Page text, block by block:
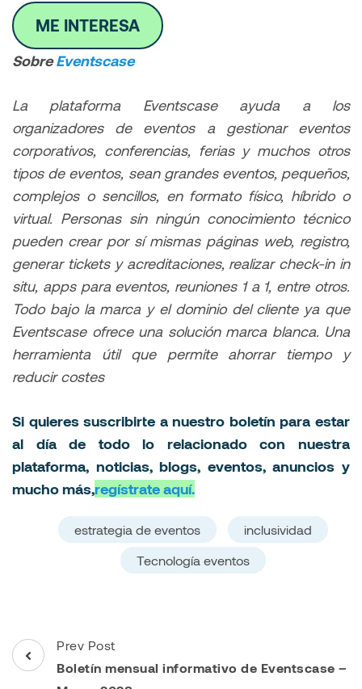
ME INTERESA
SobreEventscase
La plataforma Eventscase ayuda a los
organizadores de eventos a gestionar eventos
corporativos, conferencias, ferias y muchos otros
tipos de eventos, sean grandes eventos, pequeños,
complejos o sencillos, en formato físico, híbrido o
virtual. Personas sin ningún conocimiento técnico
pueden crear por sí mismas páginas web, registro,
generar tickets y acreditaciones, realizar check-in in
situ, apps para eventos, reuniones 1 a 1, entre otros.
Todo bajo la marca y el dominio del cliente ya que
Eventscase ofrece una solución marca blanca. Una
herramienta útil que permite ahorrar tiempo y
reducir costes
Si quieres suscribirte a nuestro boletín para estar
al día de todo lo relacionado con nuestra
plataforma, noticias, blogs, eventos, anuncios y
mucho más,regístrate aquí.
estrategia de eventos
inclusividad
Tecnología eventos
Post
Navigation
Prev Post
Boletín mensual informativo de Eventscase –